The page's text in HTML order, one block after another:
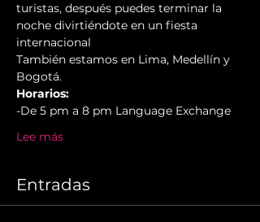
turistas, después puedes terminar la
noche divirtiéndote en un fiesta
internacional
También estamos en Lima, Medellín y
Bogotá.
Horarios:
-De 5 pm a 8 pm Language Exchange
Lee más
Entradas